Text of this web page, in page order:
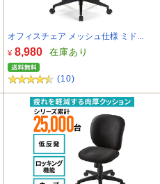
オフィスチェア メッシュ仕様 ミド...
¥ 8,980 在庫あり
(10)